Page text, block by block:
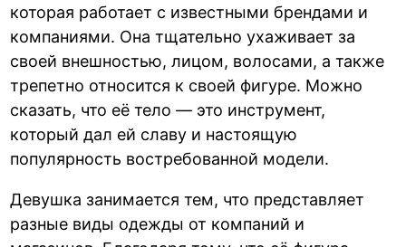
которая работает с известными брендами и
компаниями. Она тщательно ухаживает за
своей внешностью, лицом, волосами, а также
трепетно относится к своей фигуре. Можно
сказать, что её тело — это инструмент,
который дал ей славу и настоящую
популярность востребованной модели.
Девушка занимается тем, что представляет
разные виды одежды от компаний и